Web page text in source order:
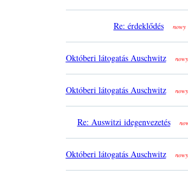
Re: érdeklődés nowy
Októberi látogatás Auschwitz nowy
Októberi látogatás Auschwitz nowy
Re: Auswitzi idegenvezetés
Októberi látogatás Auschwitz nowy